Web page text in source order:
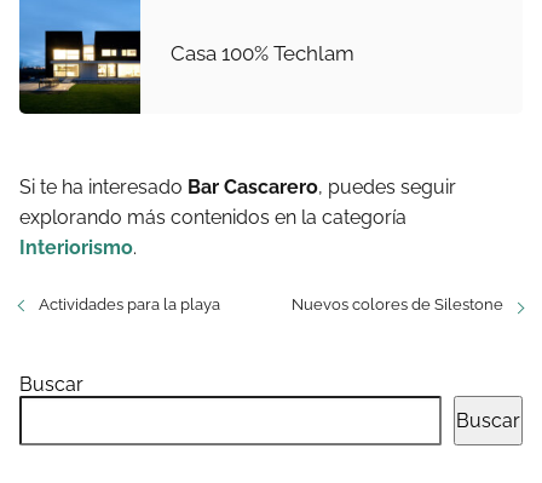
Casa 100% Techlam
Si te ha interesado Bar Cascarero, puedes seguir
explorando más contenidos en la categoría
Interiorismo.
Actividades para la playa Nuevos colores de Silestone
Buscar
Buscar